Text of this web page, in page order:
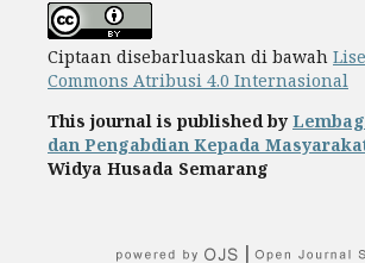
Ciptaan disebarluaskan di bawah
Commons Atribusi 4.0 Internasional
This journal is published by
dan Pengabdian Kepada
Widya Husada Semarang